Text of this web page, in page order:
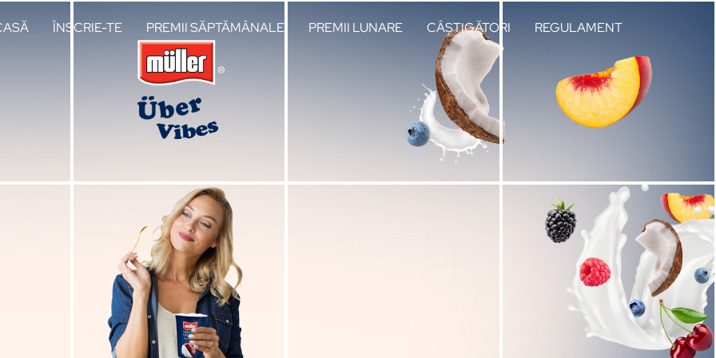
ÎNSCRIE-TE PREMII SĂPTĂMÂNALE PREMII LUNARE CÂȘTIGĂTORI REGULAMENT